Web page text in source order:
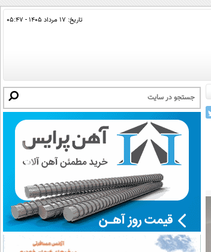
تاریخ: ۱۷ مرداد ۱۴۰۵ - ۰۵:۴۷